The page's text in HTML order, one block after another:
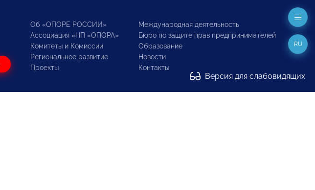
Об «ОПОРЕ РОССИИ»
Ассоциация «НП «ОПОРА»
Комитеты и Комиссии
Региональное развитие
Проекты
Международная деятельность
Бюро по защите прав предпринимателей
Образование
Новости
Контакты
Версия для слабовидящих
RU